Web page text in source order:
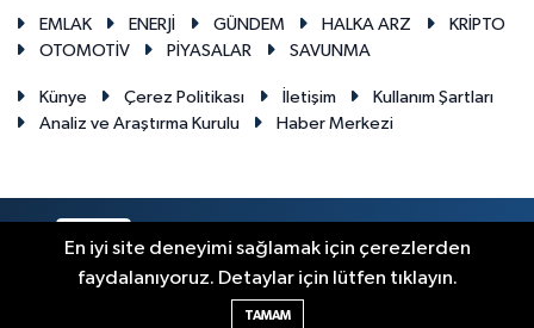
EMLAK ENERJİ GÜNDEM HALKA ARZ
KRİPTO
OTOMOTİV
PİYASALAR SAVUNMA
Künye Çerez Politikası İletişim
Kullanım Şartları
Analiz ve Araştırma Kurulu
Haber Merkezi
Haber Yazılımı:
En iyi site deneyimi sağlamak için çerezlerden
faydalanıyoruz. Detaylar için lütfen tıklayın.
TAMAM